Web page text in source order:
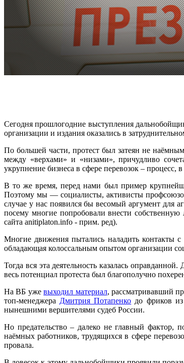
Сегодня прошлогодние выступления
организации и издания оказались в
По большей части, протест был затеян не
между «верхами» и «низами», причудливо
укрупнение бизнеса в сфере перевозок –
В то же время, перед нами был пример
Поэтому мы — социалисты, активисты
случае у нас появился бы весомый аргумент для
посему многие попробовали внести
сайта anitiplaton.info - прим. ред).
Многие движения пытались наладить контакты
обладающая колоссальным опытом организации
Тогда вся эта деятельность казалась
весь потенциал протеста был благополучно
На ВБ ужевыходил материал, рассматривавший
топ-менеджера Дмитрия Потапенко до фриков
нынешними вершителями судеб России.
Но предательство – далеко не главный фактор,
наёмных работников, трудящихся в сфере
провала.